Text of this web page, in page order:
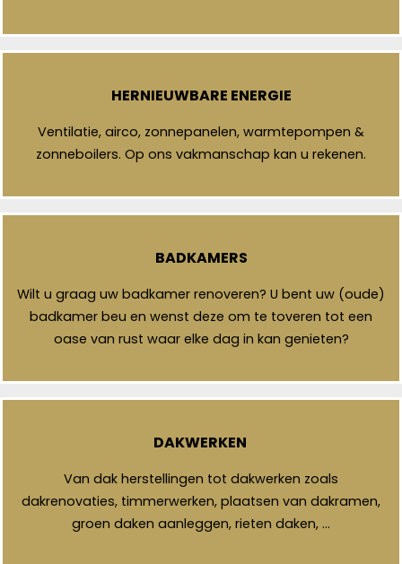
HERNIEUWBARE ENERGIE
Ventilatie, airco, zonnepanelen, warmtepompen &
zonneboilers. Op ons vakmanschap kan u rekenen.
BADKAMERS
Wilt u graag uw badkamer renoveren? U bent uw (oude)
badkamer beu en wenst deze om te toveren tot een
oase van rust waar elke dag in kan genieten?
DAKWERKEN
Van dak herstellingen tot dakwerken zoals
dakrenovaties, timmerwerken, plaatsen van dakramen,
groen daken aanleggen, rieten daken, …